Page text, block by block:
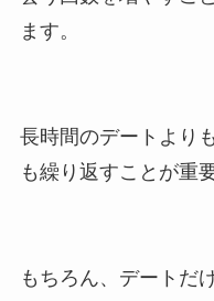
ます。
長時間のデートより
も繰り返すことが重
もちろん、デートだ